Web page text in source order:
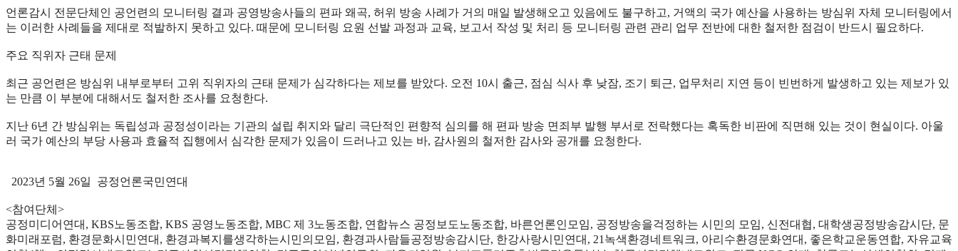
언론감시 전문단체인 공언련의 모니터링 결과 공영방송사들의 편파 왜곡, 허위 방송 사례가 거의 매일 발생해오고 있음에도 불구하고, 거액의 국가 예산을 사용하는 방심위 자체 모니터링에서
는 이러한 사례들을 제대로 적발하지 못하고 있다. 때문에 모니터링 요원 선발 과정과 교육, 보고서 작성 및 처리 등 모니터링 관련 관리 업무 전반에 대한 철저한 점검이 반드시 필요하다.
주요 직위자 근태 문제
최근 공언련은 방심위 내부로부터 고위 직위자의 근태 문제가 심각하다는 제보를 받았다. 오전 10시 출근, 점심 식사 후 낮잠, 조기 퇴근, 업무처리 지연 등이 빈번하게 발생하고 있는 제보가 있
는 만큼 이 부분에 대해서도 철저한 조사를 요청한다.
지난 6년 간 방심위는 독립성과 공정성이라는 기관의 설립 취지와 달리 극단적인 편향적 심의를 해 편파 방송 면죄부 발행 부서로 전락했다는 혹독한 비판에 직면해 있는 것이 현실이다. 아울
러 국가 예산의 부당 사용과 효율적 집행에서 심각한 문제가 있음이 드러나고 있는 바, 감사원의 철저한 감사와 공개를 요청한다.
2023년 5월 26일 공정언론국민연대
<참여단체>
공정미디어연대, KBS노동조합, KBS 공영노동조합, MBC 제 3노동조합, 연합뉴스 공정보도노동조합, 바른언론인모임, 공정방송을걱정하는 시민의 모임, 신전대협, 대학생공정방송감시단, 문
화미래포럼, 환경문화시민연대, 환경과복지를생각하는시민의모임, 환경과사람들공정방송감시단, 한강사랑시민연대, 21녹색환경네트워크, 아리수환경문화연대, 좋은학교운동연합, 자유교육